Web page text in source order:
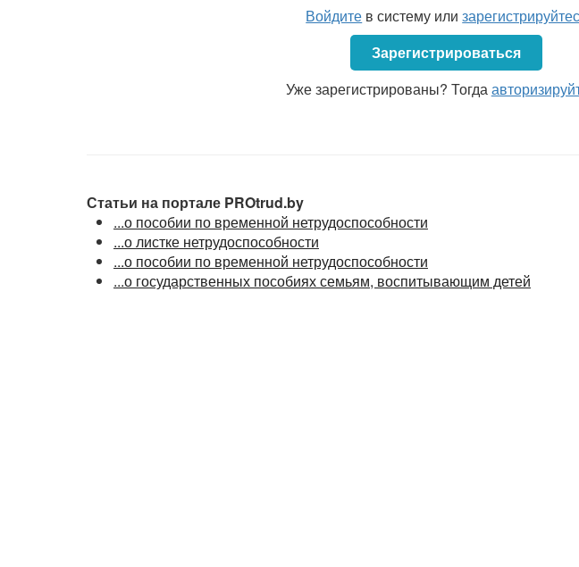
Войдите в систему или
Зарегистрироваться
Уже зарегистрированы? Тогда
Статьи на портале PROtrud.by
...о пособии по временной нетрудоспособности
...о листке нетрудоспособности
...о пособии по временной нетрудоспособности
...о государственных пособиях семьям, воспитывающим детей